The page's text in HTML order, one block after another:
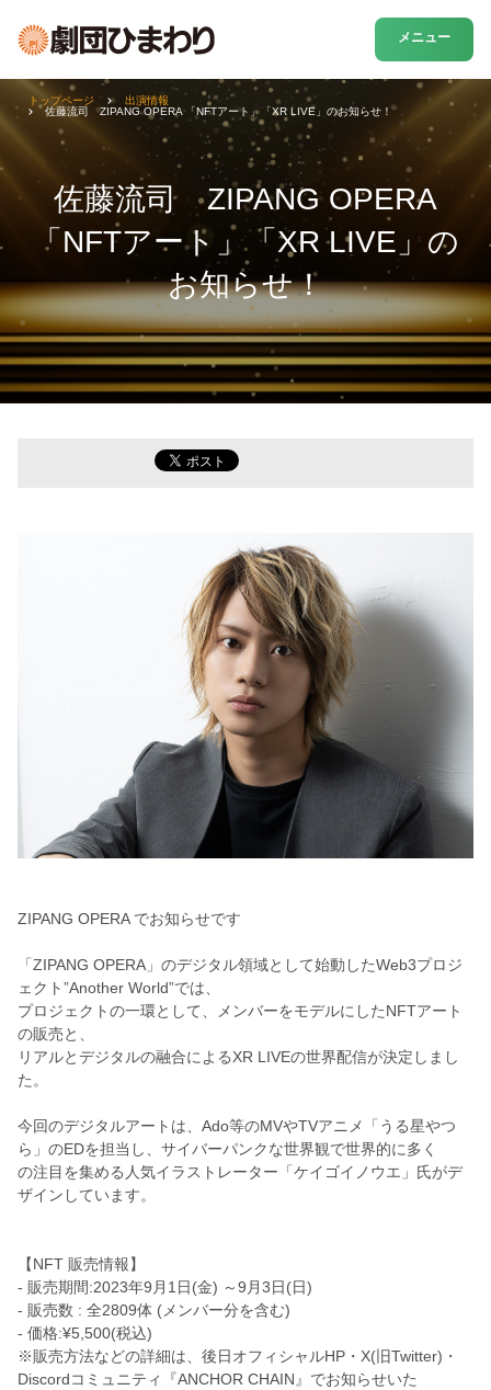
メニュー
佐藤流司 ZIPANG OPERA
「NFTアート」「XR LIVE」の
お知らせ！
トップページ
出演情報
佐藤流司 ZIPANG OPERA 「NFTアート」「XR LIVE」のお知らせ！
ZIPANG OPERA でお知らせです
「ZIPANG OPERA」 のデジタル領域として始動したWeb3プロジ
ェクト”Another World”では、
プロジェクトの一環として、
メンバーをモデルにしたNFTアート
の販売と、
リアルとデジタルの融合によるXR LIVEの世界配信が決定しまし
た。
今回のデジタルアートは、Ado等のMVやTVアニメ「 うる星やつ
ら」のEDを担当し、 サイバーパンクな世界観で世界的に多く
の注目を集める人気イラストレーター「ケイゴイノウエ」 氏がデ
ザインしています。
【NFT 販売情報】
- 販売期間:2023年9月1日(金) ～9月3日(日)
- 販売数 : 全2809体 (メンバー分を含む)
- 価格:¥5,500(税込)
※販売方法などの詳細は、後日オフィシャルHP・X( 旧Twitter)・
Discordコミュニティ『ANCHOR CHAIN』でお知らせいた